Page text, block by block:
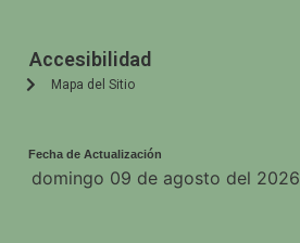
Accesibilidad
Mapa del Sitio
Fecha de Actualización
domingo 09 de agosto del 2026